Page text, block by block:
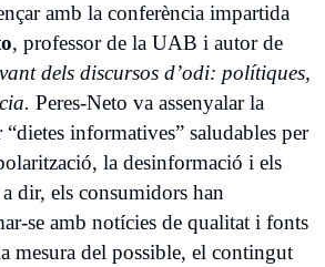
amb la conferència impartida
, professor de la UAB i autor de
dels discursos d’odi: polítiques,
Peres-Neto va assenyalar la
“dietes informatives” saludables per
la desinformació i els
dir, els consumidors han
se amb notícies de qualitat i fonts
mesura del possible, el contingut